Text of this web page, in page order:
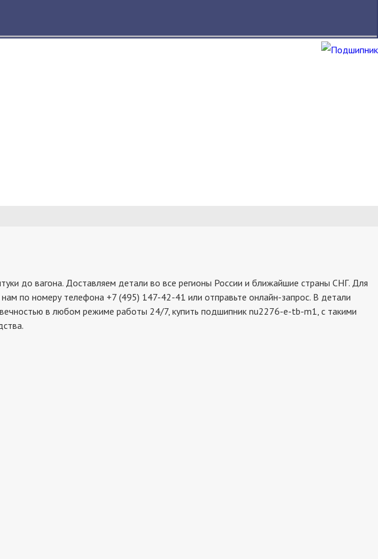
до вагона. Доставляем детали во все регионы России и ближайшие страны СНГ. Для
по номеру телефона +7 (495) 147-42-41 или отправьте онлайн-запрос. В детали
в любом режиме работы 24/7, купить подшипник nu2276-e-tb-m1, с такими